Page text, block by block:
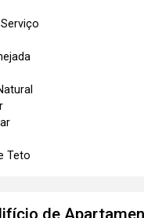
Teto
de